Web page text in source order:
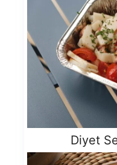
Diyet